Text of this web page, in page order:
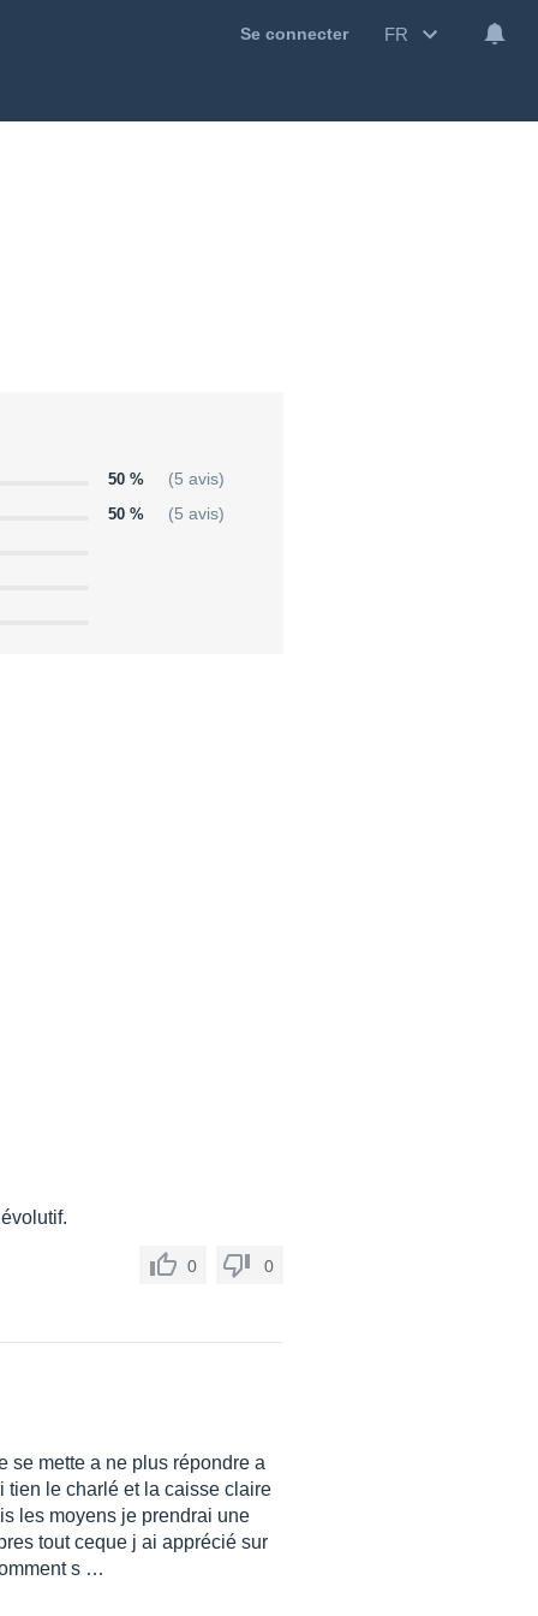
Se connecter FR
50 %
(5 avis)
50 %
(5 avis)
0 0
se mette a ne plus répondre a
tien le charlé et la caisse claire
les moyens je prendrai une
tout ceque j ai apprécié sur
s …